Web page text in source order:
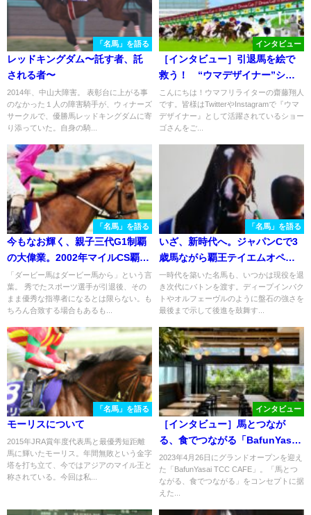
「名馬」を語る
レッドキングダム〜託す者、託
される者〜
2014年、中山大障害。 表彰台に上がる事
のなかった１人の障害騎手が、ウィナーズ
サークルで、優勝馬レッドキングダムに寄
り添っていた。自身の騎...
インタビュー
［インタビュー］引退馬を絵で
救う！ “ウマデザイナー”ショ
ーゴさんに直撃取材
こんにちは！ウマフリライターの齋藤翔人
です。皆様はTwitterやInstagramで『ウマ
デザイナー』として活躍されているショー
ゴさんをご...
「名馬」を語る
今もなお輝く、親子三代G1制覇
の大偉業。2002年マイルCS覇者
トウカイポイントの軌跡を振り
返る。
「ダービー馬はダービー馬から」という言
葉。 秀でたスポーツ選手が引退後、その
まま優秀な指導者になるとは限らない。も
ちろん合致する場合もあるも...
「名馬」を語る
いざ、新時代へ。ジャパンCで3
歳馬ながら覇王テイエムオペラ
オーを撃破した、ジャングルポ
ケットの走りを振り返る。
一時代を築いた名馬も、いつかは現役を退
き次代にバトンを渡す。ディープインパク
トやオルフェーヴルのように盤石の強さを
最後まで示して後進を鼓舞す...
「名馬」を語る
モーリスについて
2015年JRA賞年度代表馬と最優秀短距離
馬に輝いたモーリス。年間無敗という金字
塔を打ち立て、今ではアジアのマイル王と
称されている。今回は私...
インタビュー
［インタビュー］馬とつなが
る、食でつながる「BafunYasai
TCC CAFE」。TCC Japan 山本
代表が語る、表参道からの引退
競走馬支援
2023年4月26日にグランドオープンを迎え
た「BafunYasai TCC CAFE」。「馬とつ
ながる、食でつながる」をコンセプトに据
えた...